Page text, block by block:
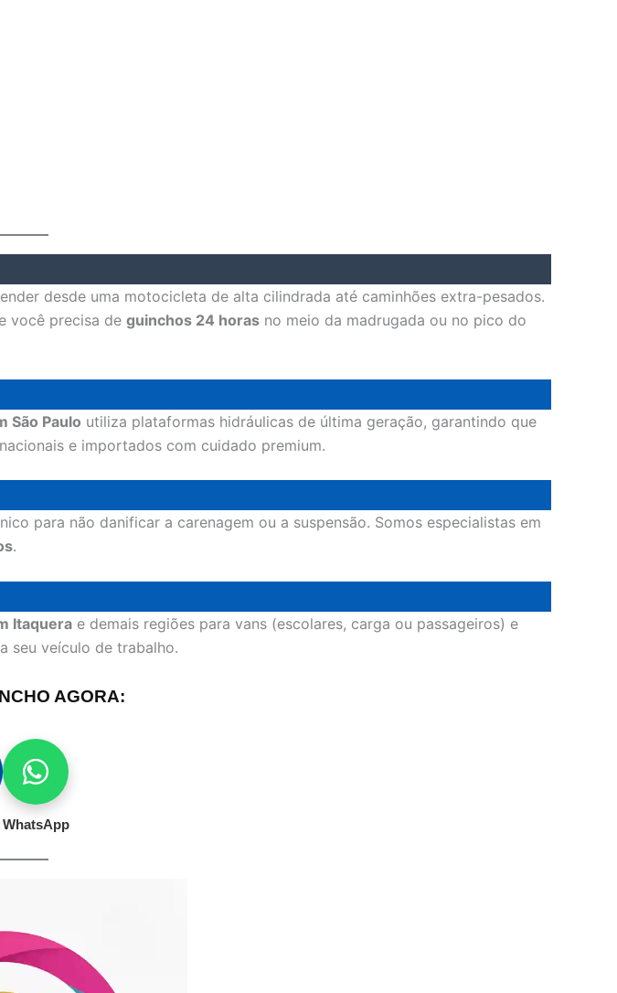
desde uma motocicleta de alta cilindrada até caminhões extra-pesados.
você precisa de guinchos 24 horas no meio da madrugada ou no pico do
São Paulo utiliza plataformas hidráulicas de última geração, garantindo que
e importados com cuidado premium.
para não danificar a carenagem ou a suspensão. Somos especialistas em
.
Itaquera e demais regiões para vans (escolares, carga ou passageiros) e
seu veículo de trabalho.
AGORA:
WhatsApp